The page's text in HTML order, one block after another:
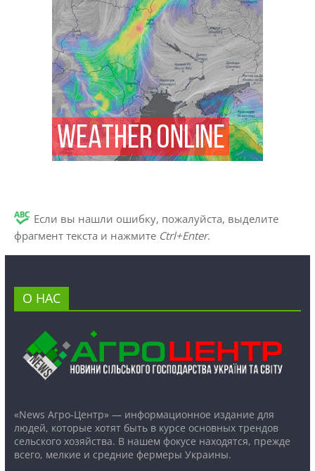
Если вы нашли ошибку, пожалуйста, выделите
фрагмент текста и нажмите Ctrl+Enter.
О НАС
«News Агро-Центр» — информационное издание для
людей, которые хотят быть в курсе основных трендов
сельского хозяйства. В нашем фокусе находятся, прежде
всего, мелкие и средние фермеры Украины.